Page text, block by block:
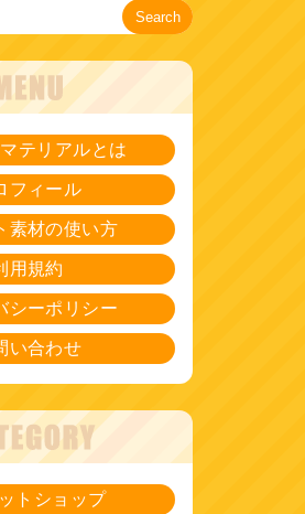
Search
テリアルとは
フィール
素材の使い方
用規約
シーポリシー
い合わせ
トショップ